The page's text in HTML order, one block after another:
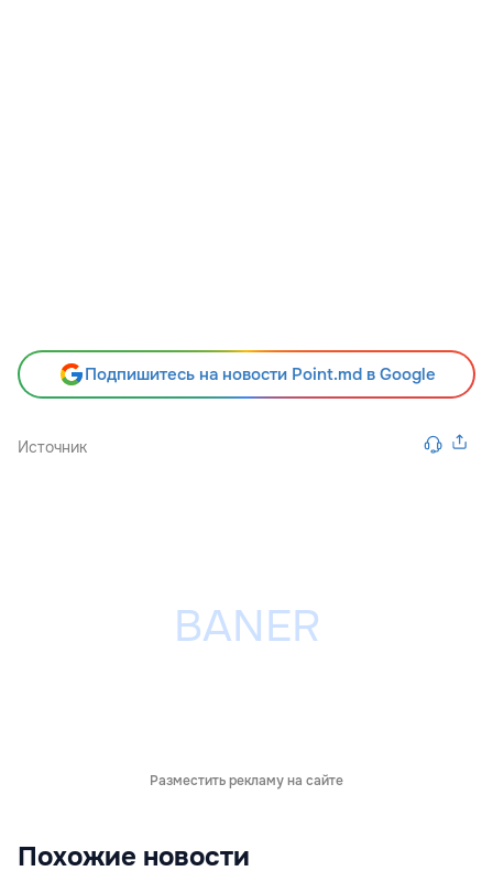
Подпишитесь на новости Point.md в Google
Источник
Разместить рекламу на сайте
Похожие новости